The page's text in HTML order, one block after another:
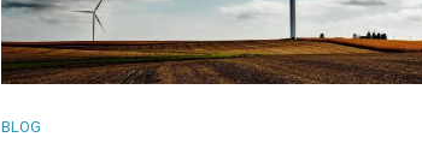
BLOG